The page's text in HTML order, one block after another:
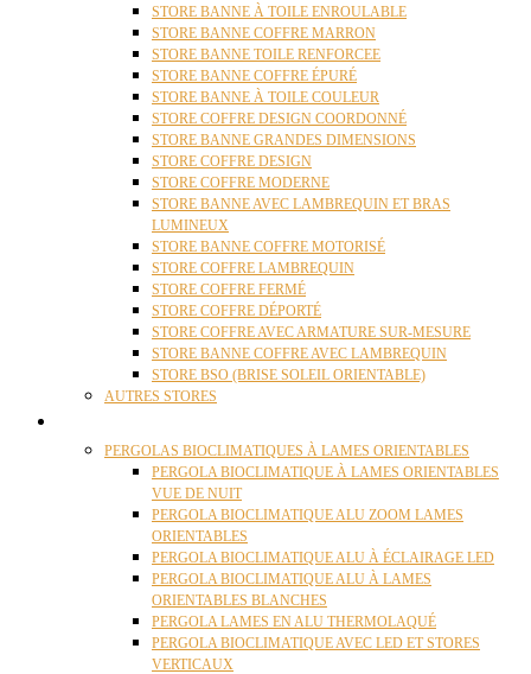
STORE BANNE À TOILE ENROULABLE
STORE BANNE COFFRE MARRON
STORE BANNE TOILE RENFORCEE
STORE BANNE COFFRE ÉPURÉ
STORE BANNE À TOILE COULEUR
STORE COFFRE DESIGN COORDONNÉ
STORE BANNE GRANDES DIMENSIONS
STORE COFFRE DESIGN
STORE COFFRE MODERNE
STORE BANNE AVEC LAMBREQUIN ET BRAS
LUMINEUX
STORE BANNE COFFRE MOTORISÉ
STORE COFFRE LAMBREQUIN
STORE COFFRE FERMÉ
STORE COFFRE DÉPORTÉ
STORE COFFRE AVEC ARMATURE SUR-MESURE
STORE BANNE COFFRE AVEC LAMBREQUIN
STORE BSO (BRISE SOLEIL ORIENTABLE)
AUTRES STORES
PERGOLAS BIOCLIMATIQUES À LAMES ORIENTABLES
PERGOLA BIOCLIMATIQUE À LAMES ORIENTABLES
VUE DE NUIT
PERGOLA BIOCLIMATIQUE ALU ZOOM LAMES
ORIENTABLES
PERGOLA BIOCLIMATIQUE ALU À ÉCLAIRAGE LED
PERGOLA BIOCLIMATIQUE ALU À LAMES
ORIENTABLES BLANCHES
PERGOLA LAMES EN ALU THERMOLAQUÉ
PERGOLA BIOCLIMATIQUE AVEC LED ET STORES
VERTICAUX